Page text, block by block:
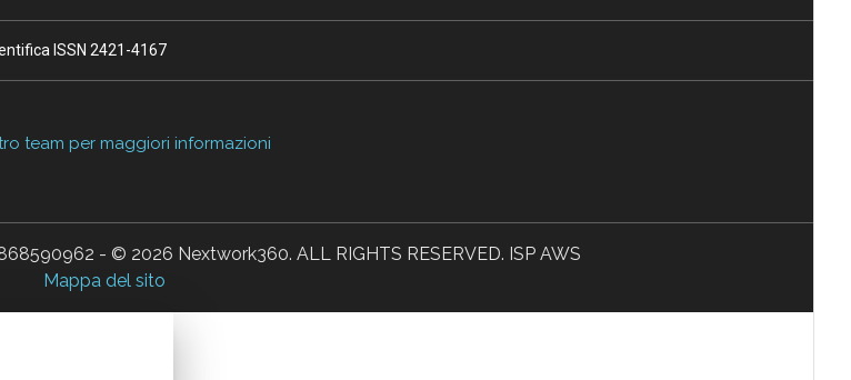
ISSN 2421-4167
team per maggiori informazioni
- © 2026 Nextwork360. ALL RIGHTS RESERVED. ISP AWS
Mappa del sito